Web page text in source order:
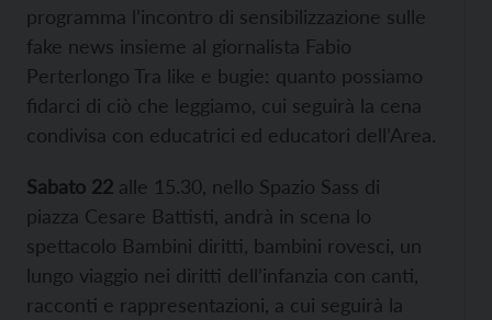
programma l’incontro di sensibilizzazione sulle
fake news insieme al giornalista Fabio
Perterlongo Tra like e bugie: quanto possiamo
fidarci di ciò che leggiamo, cui seguirà la cena
condivisa con educatrici ed educatori dell’Area.
Sabato 22 alle 15.30, nello Spazio Sass di
piazza Cesare Battisti, andrà in scena lo
spettacolo Bambini diritti, bambini rovesci, un
lungo viaggio nei diritti dell’infanzia con canti,
racconti e rappresentazioni, a cui seguirà la